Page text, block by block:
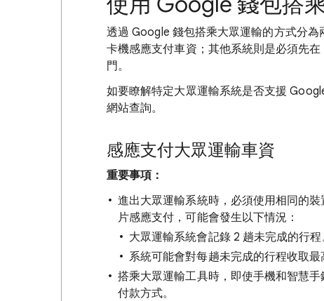
透過 Google 錢包搭乘大眾運輸的方式分
卡機感應支付車資；其他系統則是必須先
門。
如要瞭解特定大眾運輸系統是否支援
網站查詢。
感應支付大眾運輸車資
重要事項：
進出大眾運輸系統時，必須使用相同的
片感應支付，可能會發生以下情況：
大眾運輸系統會記錄 2 趟未完成的行程
系統可能會對每趟未完成的行程收取最
搭乘大眾運輸工具時，即使手機和智慧
付款方式。